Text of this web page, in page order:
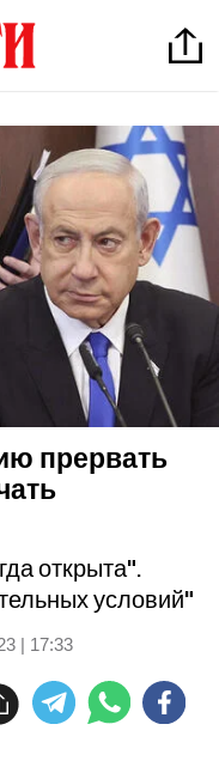
прервать
открыта".
условий"
| 17:33